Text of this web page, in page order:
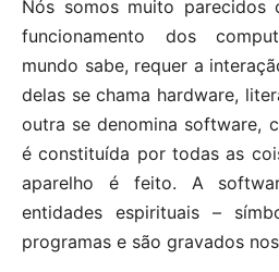
Nós somos muito parecidos
funcionamento dos
mundo sabe, requer a
delas se chama hardware,
outra se denomina software,
é constituída por todas as
aparelho é feito. A
entidades espirituais –
programas e são gravados